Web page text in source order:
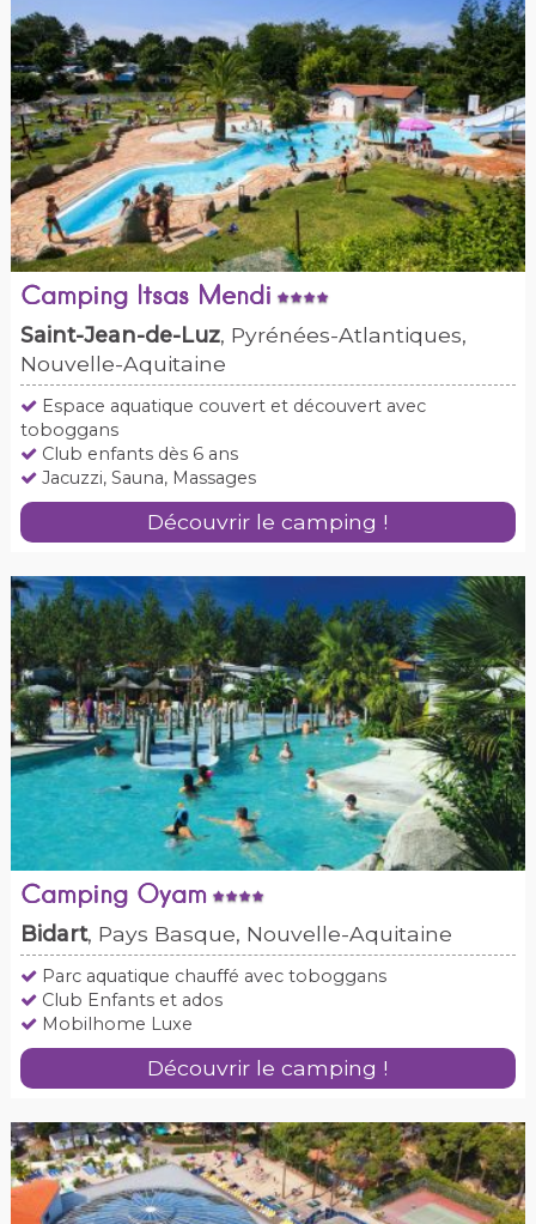
Camping Itsas Mendi
Saint-Jean-de-Luz, Pyrénées-Atlantiques,
Nouvelle-Aquitaine
Espace aquatique couvert et découvert avec
toboggans
Club enfants dès 6 ans
Jacuzzi, Sauna, Massages
Découvrir le camping !
Camping Oyam
Bidart, Pays Basque, Nouvelle-Aquitaine
Parc aquatique chauffé avec toboggans
Club Enfants et ados
Mobilhome Luxe
Découvrir le camping !